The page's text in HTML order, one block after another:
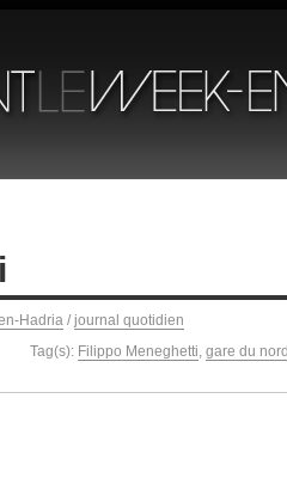
Hadria / journal quotidien
Tag(s): Filippo Meneghetti, gare du